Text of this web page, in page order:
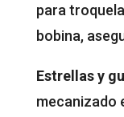
para
bobina,
Estrellas y
mecanizado